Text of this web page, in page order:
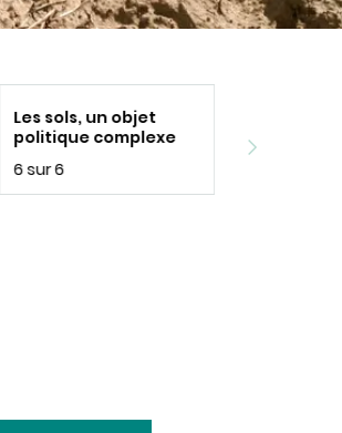
Les sols, un objet
politique complexe
6 sur 6